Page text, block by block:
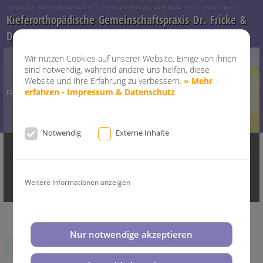
Wir nutzen Cookies auf unserer Website. Einige von ihnen
sind notwendig, während andere uns helfen, diese
Website und Ihre Erfahrung zu verbessern.» Mehr
erfahren - Impressum & Datenschutz
Notwendig Externe Inhalte
Weitere Informationen anzeigen
Nur notwendige akzeptieren
INVISALIGN KIEFERORTHOPÄDE N | KIEFERORTHOPÄDIE DORTMUND "FAST UNSICHTBAR!"
Kieferorthopädische Gemeinschaftspraxis Dr. Fricke &
Dr. Ritschel
Für einunbeschreiblich
Lachen!
Aktuelles
Presse Impressum & Datenschutz
Alle News